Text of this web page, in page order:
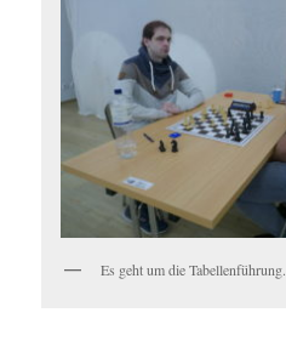
Es geht um die Tabellenführung.